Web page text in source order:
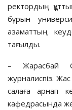
ректордың
бұрын
азаматтың
тағылды.
– Жарасбай
журналиспіз.
салаға арнап
кафедрасында